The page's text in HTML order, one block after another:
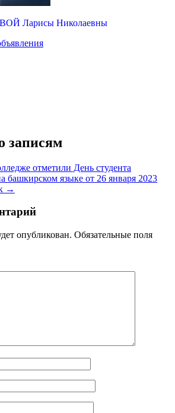
Ларисы Николаевны
записям
отметили День студента
башкирском языке от 26 января 2023
→
опубликован. Обязательные поля